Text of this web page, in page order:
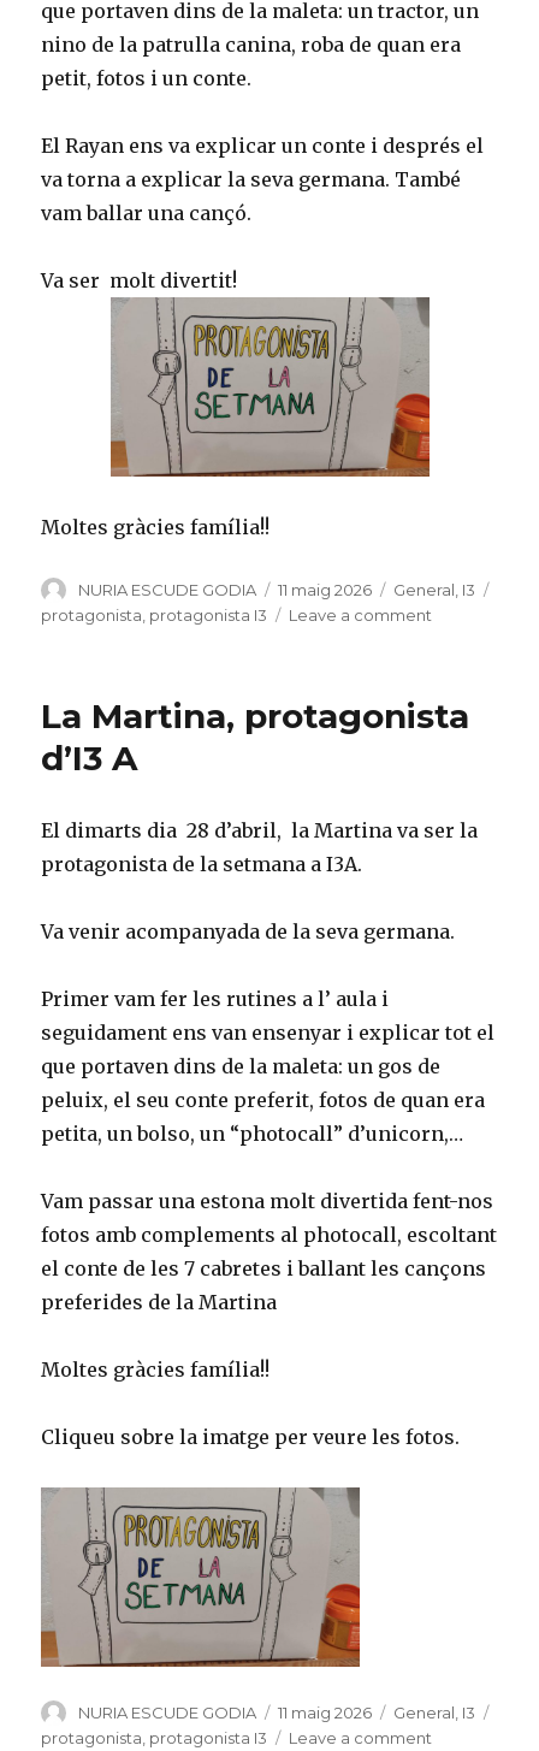
que portaven dins de la maleta: un tractor, un
nino de la patrulla canina, roba de quan era
petit, fotos i un conte.
El Rayan ens va explicar un conte i després el
va torna a explicar la seva germana. També
vam ballar una cançó.
Va ser molt divertit!
Moltes gràcies família!!
Author
NURIA ESCUDE GODIA
Posted
on
11 maig 2026 Categories
General I3
protagonista protagonista I3 Leave a comment
d’I3
La Martina, protagonista
d’I3 A
El dimarts dia 28 d’abril, la Martina va ser la
protagonista de la setmana a I3A.
Va venir acompanyada de la seva germana.
Primer vam fer les rutines a l’ aula i
seguidament ens van ensenyar i explicar tot el
que portaven dins de la maleta: un gos de
peluix, el seu conte preferit, fotos de quan era
petita, un bolso, un “photocall” d’unicorn,…
Vam passar una estona molt divertida fent-nos
fotos amb complements al photocall, escoltant
el conte de les 7 cabretes i ballant les cançons
preferides de la Martina
Moltes gràcies família!!
Cliqueu sobre la imatge per veure les fotos.
Author
NURIA ESCUDE GODIA
Posted
on
11 maig 2026 Categories
General I3
protagonista protagonista I3 Leave a comment